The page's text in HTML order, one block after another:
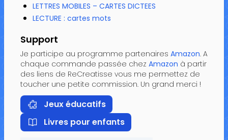
LETTRES MOBILES – CARTES DICTEES
LECTURE : cartes mots
Support
Je participe au programme partenaires Amazon. A
chaque commande passée chez Amazon à partir
des liens de ReCreatisse vous me permettez de
toucher une petite commission. Un grand merci !
Jeux éducatifs
Livres pour enfants